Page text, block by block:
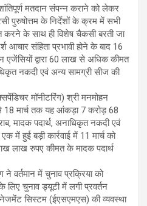
मतदान संपन्न कराने को लेकर
पुरुषोत्तम के निर्देशों के क्रम में सभी
करने के साथ ही विशेष चैकसी बरती जा
संहिता प्रभावी होने के बाद 16
एजेंसियों द्वारा 60 लाख से अधिक कीमत
नकदी एवं अन्य सामग्री सीज की
मॉनीटरिंग) श्री मनमोहन
से 18 मार्च तक यह आंकड़ा 7 करोड़ 68
मादक पदार्थ, अनाधिकृत नकदी एवं
में हुई बड़ी कार्रवाई में 11 मार्च को
लाख रुपए कीमत के मादक पदार्थ
वर्तमान में चुनाव प्रक्रिया को
चुनाव ड्यूटी में लगी प्रवर्तन
सिस्टम (ईएसएमएस) की व्यवस्था